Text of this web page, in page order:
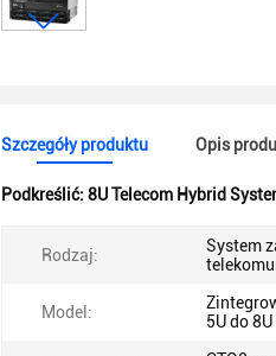
Szczegóły produktu Opis
Podkreślić: 8U Telecom Hybrid
Rodzaj:
System
Model:
5U do